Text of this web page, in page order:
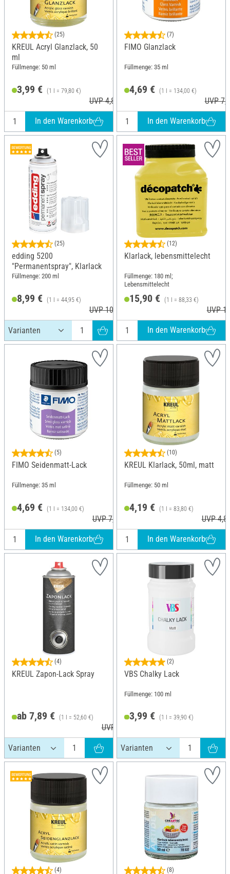
(25)
KREUL Acryl Glanzlack, 50
ml
Füllmenge: 50 ml
3,99 € (1 l = 79,80 €)
UVP 4,85 €
In den Warenkorb
(7)
FIMO Glanzlack
Füllmenge: 35 ml
4,69 € (1 l = 134,00 €)
UVP
In den Warenkorb
(25)
edding 5200
"Permanentspray", Klarlack
Füllmenge: 200 ml
8,99 € (1 l = 44,95 €)
UVP 10,29 €
(12)
Klarlack, lebensmittelecht
Füllmenge: 180 ml;
Lebensmittelecht
15,90 € (1 l = 88,33 €)
UVP
In den Warenkorb
(5)
FIMO Seidenmatt-Lack
Füllmenge: 35 ml
4,69 € (1 l = 134,00 €)
UVP 7,30 €
In den Warenkorb
(10)
KREUL Klarlack, 50ml, matt
Füllmenge: 50 ml
4,19 € (1 l = 83,80 €)
UVP
In den Warenkorb
(4)
KREUL Zapon-Lack Spray
ab 7,89 € (1 l = 52,60 €)
UVP 15,49 €
(2)
VBS Chalky Lack
Füllmenge: 100 ml
3,99 € (1 l = 39,90 €)
(4) (8)